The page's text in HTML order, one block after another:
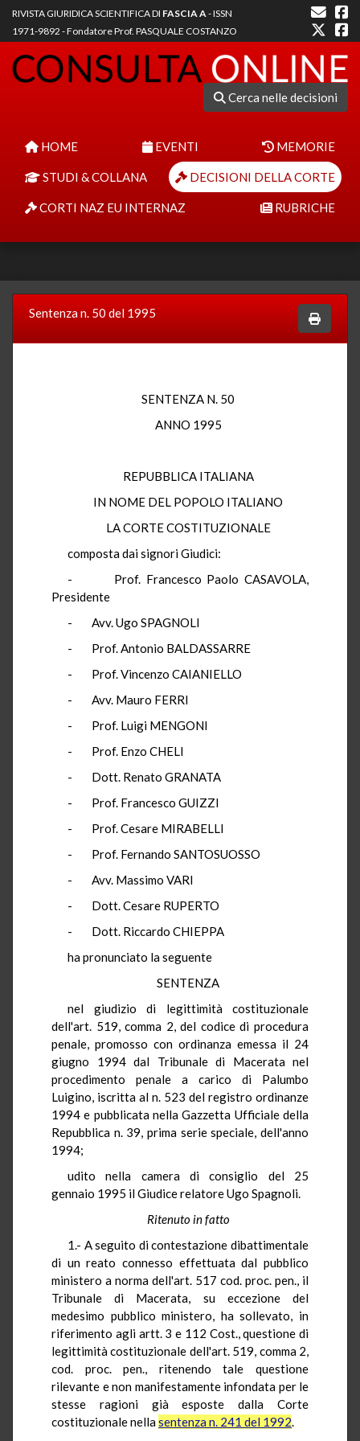
RIVISTA GIURIDICA SCIENTIFICA DI FASCIA A- ISSN
1971-9892 - Fondatore Prof. PASQUALE COSTANZO
Cerca nelle decisioni
HOME EVENTI MEMORIE
STUDI & COLLANA DECISIONI DELLA CORTE
CORTI NAZ EU INTERNAZ RUBRICHE
Sentenza n. 50 del 1995
SENTENZA N. 50
ANNO 1995
REPUBBLICA ITALIANA
IN NOME DEL POPOLO ITALIANO
LA CORTE COSTITUZIONALE
composta dai signori Giudici:
- Prof. Francesco Paolo CASAVOLA,
Presidente
- Avv. Ugo SPAGNOLI
- Prof. Antonio BALDASSARRE
- Prof. Vincenzo CAIANIELLO
- Avv. Mauro FERRI
- Prof. Luigi MENGONI
- Prof. Enzo CHELI
- Dott. Renato GRANATA
- Prof. Francesco GUIZZI
- Prof. Cesare MIRABELLI
- Prof. Fernando SANTOSUOSSO
- Avv. Massimo VARI
- Dott. Cesare RUPERTO
- Dott. Riccardo CHIEPPA
ha pronunciato la seguente
SENTENZA
nel giudizio di legittimità costituzionale
dell'art. 519, comma 2, del codice di procedura
penale, promosso con ordinanza emessa il 24
giugno 1994 dal Tribunale di Macerata nel
procedimento penale a carico di Palumbo
Luigino, iscritta al n. 523 del registro ordinanze
1994 e pubblicata nella Gazzetta Ufficiale della
Repubblica n. 39, prima serie speciale, dell'anno
1994;
udito nella camera di consiglio del 25
gennaio 1995 il Giudice relatore Ugo Spagnoli.
Ritenuto in fatto
1.- A seguito di contestazione dibattimentale
di un reato connesso effettuata dal pubblico
ministero a norma dell'art. 517 cod. proc. pen., il
Tribunale di Macerata, su eccezione del
medesimo pubblico ministero, ha sollevato, in
riferimento agli artt. 3 e 112 Cost., questione di
legittimità costituzionale dell'art. 519, comma 2,
cod. proc. pen., ritenendo tale questione
rilevante e non manifestamente infondata per le
stesse ragioni già esposte dalla Corte
costituzionale nellasentenza n. 241 del 1992.